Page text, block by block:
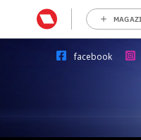
facebook